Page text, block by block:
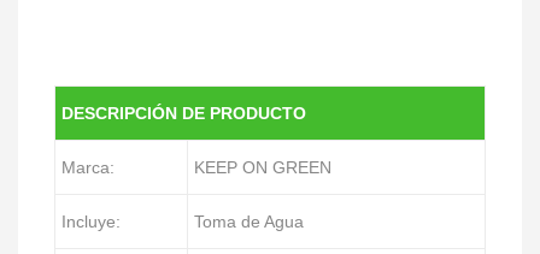
DESCRIPCIÓN DE PRODUCTO
Marca: KEEP ON GREEN
Incluye: Toma de Agua